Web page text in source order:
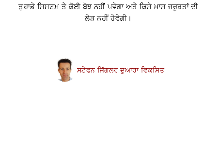
ਤੁਹਾਡੇ ਸਿਸਟਮ ਤੇ ਕੋਈ ਬੋਝ ਨਹੀਂ ਪਵੇਗਾ ਅਤੇ ਕਿਸੇ ਖ਼ਾਸ ਜਰੂਰਤਾਂ ਦੀ
ਲੋੜ ਨਹੀਂ ਹੋਵੇਗੀ।
ਸਟੇਫਨ ਜਿੱਗਲਰ ਦੁਆਰਾ ਵਿਕਸਿਤ